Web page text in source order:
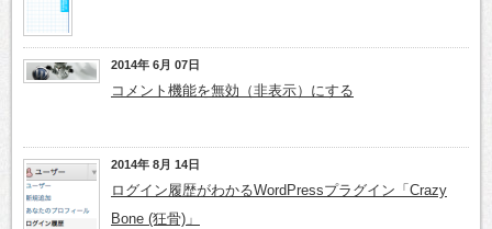
2014年 6月 07日
コメント機能を無効（非表示）にする
2014年 8月 14日
ログイン履歴がわかるWordPressプラグイン「Crazy
Bone (狂骨)」